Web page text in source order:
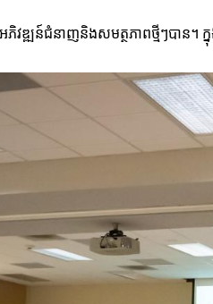
ឌ្ឍន៍ជំនាញនិងសមត្ថភាពថ្មីៗបាន។